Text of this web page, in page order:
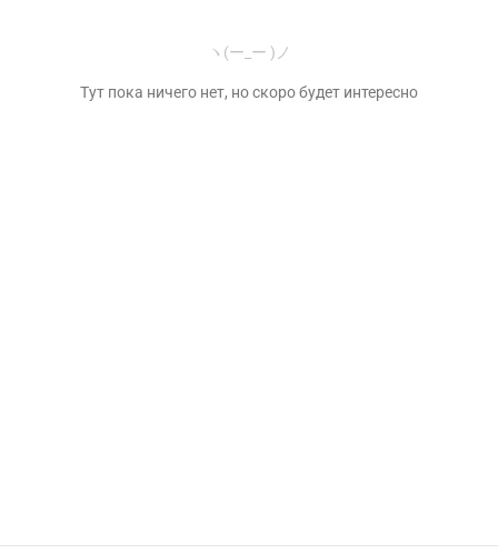
ヽ(ー_ー )ノ
Тут пока ничего нет, но скоро будет интересно